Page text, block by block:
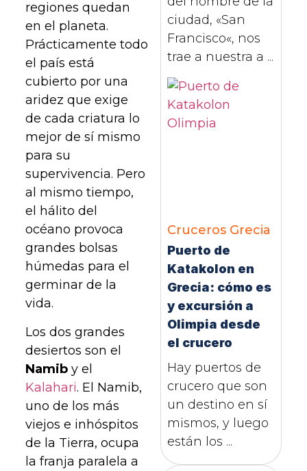
regiones quedan
en el planeta.
Prácticamente todo
el país está
cubierto por una
aridez que exige
de cada criatura lo
mejor de sí mismo
para su
supervivencia. Pero
al mismo tiempo,
el hálito del
océano provoca
grandes bolsas
húmedas para el
germinar de la
vida.
Los dos grandes
desiertos son el
Namib y el
Kalahari. El Namib,
uno de los más
viejos e inhóspitos
de la Tierra, ocupa
la franja paralela a
ciudad, «San
Francisco«, nos
trae a nuestra a ...
Cruceros Grecia
Puerto de
Katakolon en
Grecia: cómo es
y excursión a
Olimpia desde
el crucero
Hay puertos de
crucero que son
un destino en sí
mismos, y luego
están los ...